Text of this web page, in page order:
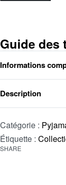
Guide des
Informations
Description
Catégorie :
Étiquette :
SHARE